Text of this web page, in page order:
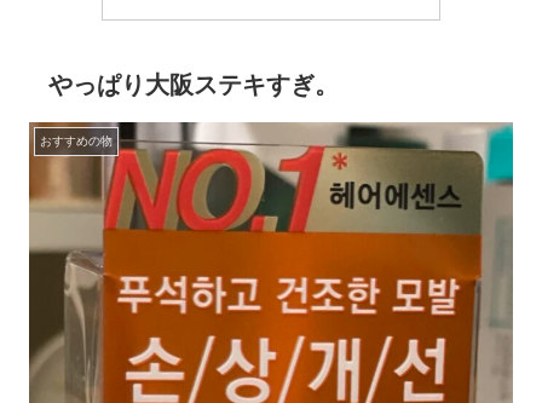
やっぱり大阪ステキすぎ。
おすすめの物